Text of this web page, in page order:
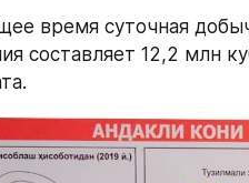
время суточная
составляет 12,2 млн